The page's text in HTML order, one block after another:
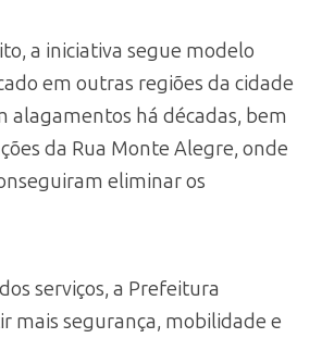
a iniciativa segue modelo
em outras regiões da cidade
alagamentos há décadas, bem
da Rua Monte Alegre, onde
eliminar os
serviços, a Prefeitura
mais segurança, mobilidade e